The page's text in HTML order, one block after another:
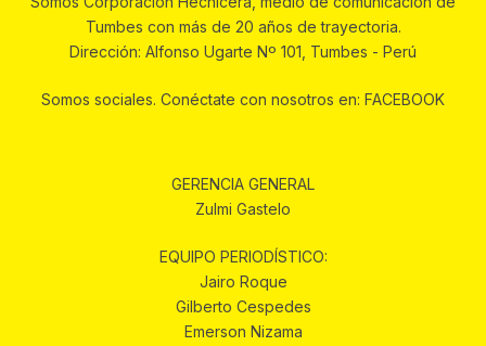
Tumbes con más de 20 años de trayectoria.
Dirección: Alfonso Ugarte Nº 101, Tumbes - Perú
Somos sociales. Conéctate con nosotros en: FACEBOOK
GERENCIA GENERAL
Zulmi Gastelo
EQUIPO PERIODÍSTICO:
Jairo Roque
Gilberto Cespedes
Emerson Nizama